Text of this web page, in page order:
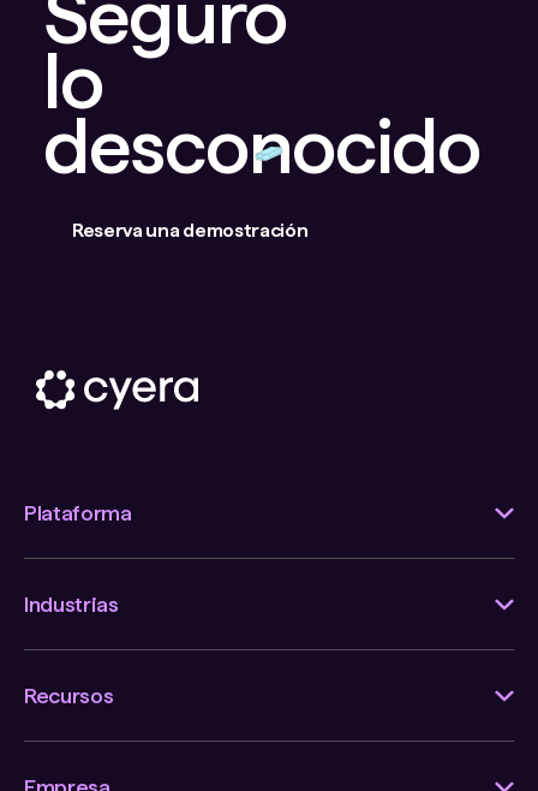
lo
desconocido
Reserva una demostración
Plataforma
Industrias
Recursos